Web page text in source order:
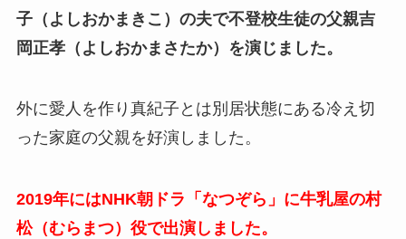
子（よしおかまきこ）の夫で不登校生徒の父親吉
岡正孝（よしおかまさたか）を演じました。
外に愛人を作り真紀子とは別居状態にある冷え切
った家庭の父親を好演しました。
2019年にはNHK朝ドラ「なつぞら」に牛乳屋の村
松（むらまつ）役で出演しました。